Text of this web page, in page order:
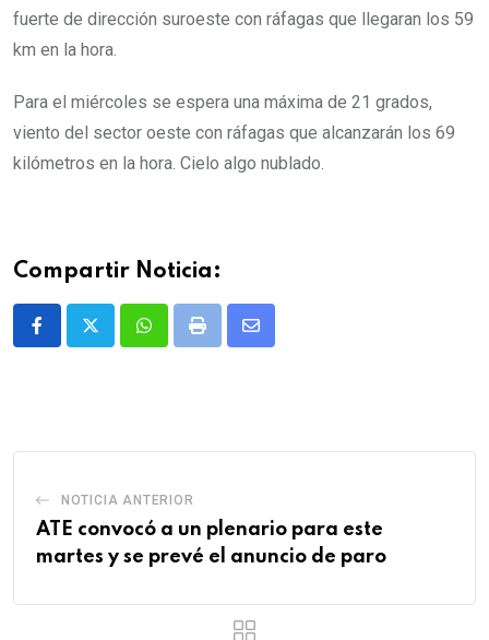
fuerte de dirección suroeste con ráfagas que llegaran los 59
km en la hora.
Para el miércoles se espera una máxima de 21 grados,
viento del sector oeste con ráfagas que alcanzarán los 69
kilómetros en la hora. Cielo algo nublado.
Compartir Noticia:
WhatsappPrint
Share
NOTICIA ANTERIOR
ATE convocó a un plenario para este
martes y se prevé el anuncio de paro